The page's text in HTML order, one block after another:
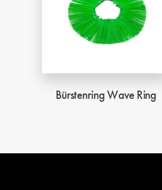
Bürstenring Wave Ring